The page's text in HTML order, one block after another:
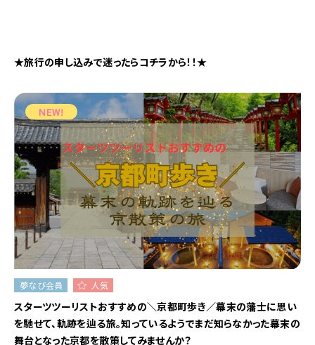
★旅行の申し込みで迷ったらコチラから！！★
NEW!
夢なび会員 人気
スターツツーリストおすすめの＼京都町歩き／幕末の藩士に思い
を馳せて、軌跡を辿る旅。知っているようでまだ知らなかった幕末の
舞台となった京都を散策してみませんか？